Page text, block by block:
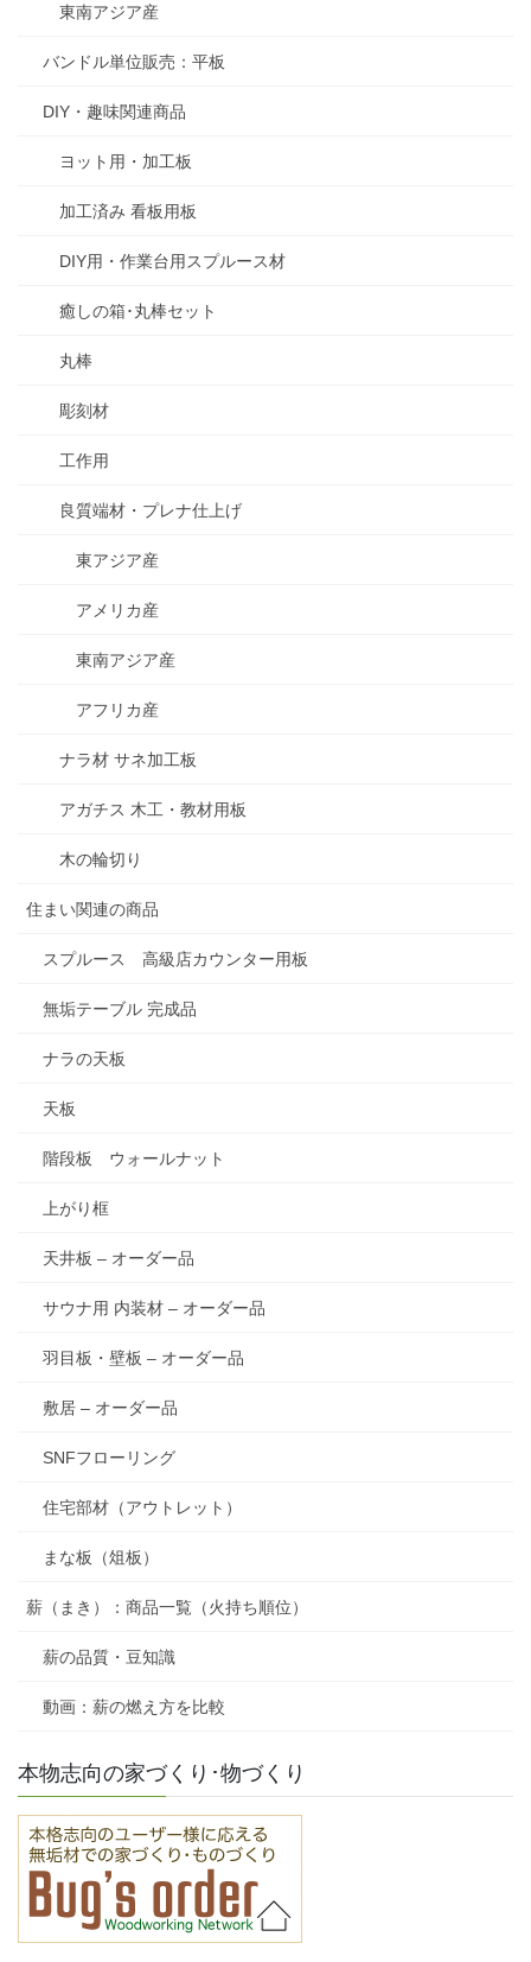
東南アジア産
バンドル単位販売：平板
DIY・趣味関連商品
ヨット用・加工板
加工済み 看板用板
DIY用・作業台用スプルース材
癒しの箱･丸棒セット
丸棒
彫刻材
工作用
良質端材・プレナ仕上げ
東アジア産
アメリカ産
東南アジア産
アフリカ産
ナラ材 サネ加工板
アガチス 木工・教材用板
木の輪切り
住まい関連の商品
スプルース 高級店カウンター用板
無垢テーブル 完成品
ナラの天板
天板
階段板 ウォールナット
上がり框
天井板 – オーダー品
サウナ用 内装材 – オーダー品
羽目板・壁板 – オーダー品
敷居 – オーダー品
SNFフローリング
住宅部材（アウトレット）
まな板（俎板）
薪（まき）：商品一覧（火持ち順位）
薪の品質・豆知識
動画：薪の燃え方を比較
本物志向の家づくり･物づくり